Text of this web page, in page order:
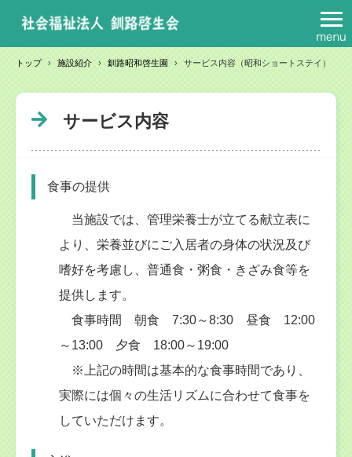
トップ › 施設紹介 › 釧路昭和啓生園 › サービス内容（昭和ショートステイ）
サービス内容
食事の提供
当施設では、管理栄養士が立てる献立表に
より、栄養並びにご入居者の身体の状況及び
嗜好を考慮し、普通食・粥食・きざみ食等を
提供します。
食事時間 朝食 7:30～8:30 昼食 12:00
～13:00 夕食 18:00～19:00
※上記の時間は基本的な食事時間であり、
実際には個々の生活リズムに合わせて食事を
していただけます。